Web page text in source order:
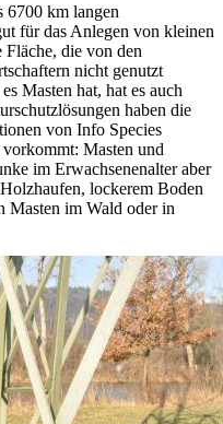
6700 km langen
für das Anlegen von kleinen
die von den
nicht genutzt
Masten hat, hat es auch
haben die
von Info Species
Masten und
im Erwachsenenalter aber
lockerem Boden
Masten im Wald oder in